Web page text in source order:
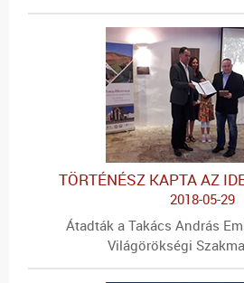
TÖRTÉNÉSZ KAPTA AZ
2018-05-29
Átadták a Takács András
Világörökségi